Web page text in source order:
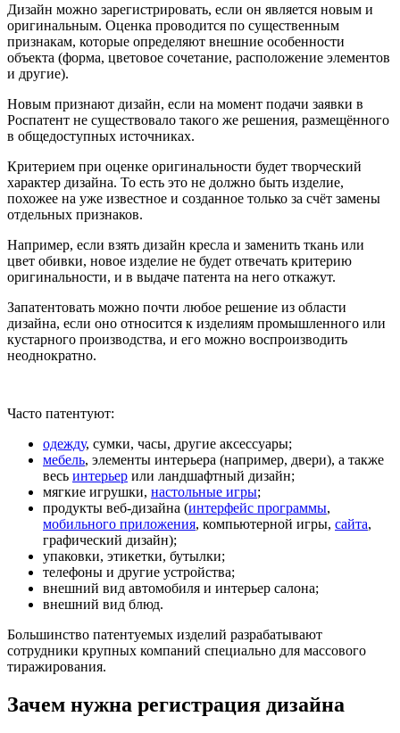
Дизайн можно зарегистрировать, если он является новым и
оригинальным. Оценка проводится по существенным
признакам, которые определяют внешние особенности
объекта (форма, цветовое сочетание, расположение элементов
и другие).
Новым признают дизайн, если на момент подачи заявки в
Роспатент не существовало такого же решения, размещённого
в общедоступных источниках.
Критерием при оценке оригинальности будет творческий
характер дизайна. То есть это не должно быть изделие,
похожее на уже известное и созданное только за счёт замены
отдельных признаков.
Например, если взять дизайн кресла и заменить ткань или
цвет обивки, новое изделие не будет отвечать критерию
оригинальности, и в выдаче патента на него откажут.
Запатентовать можно почти любое решение из области
дизайна, если оно относится к изделиям промышленного или
кустарного производства, и его можно воспроизводить
неоднократно.
Часто патентуют:
одежду, сумки, часы, другие аксессуары;
мебель, элементы интерьера (например, двери), а также
весь интерьер или ландшафтный дизайн;
мягкие игрушки, настольные игры;
продукты веб-дизайна (интерфейс программы,
мобильного приложения, компьютерной игры, сайта,
графический дизайн);
упаковки, этикетки, бутылки;
телефоны и другие устройства;
внешний вид автомобиля и интерьер салона;
внешний вид блюд.
Большинство патентуемых изделий разрабатывают
сотрудники крупных компаний специально для массового
тиражирования.
Зачем нужна регистрация дизайна